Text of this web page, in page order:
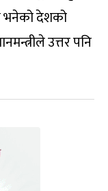
भनेको देशको
उत्तर पनि